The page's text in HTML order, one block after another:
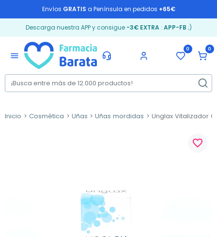
Envíos GRATIS a Península en pedidos +65€
Descarga nuestra APP y consigue -3€ EXTRA: APP-FB ;)
menu
0 0
Inicio Cosmética Uñas Uñas mordidas Unglax Vitalizador
favorite_border